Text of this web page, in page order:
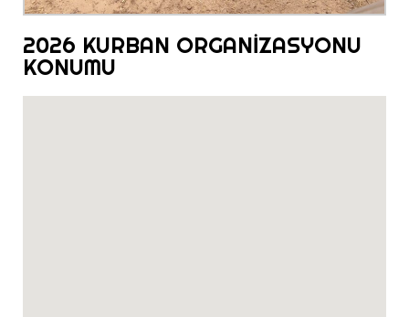
2026 KURBAN ORGANİZASYONU
KONUMU